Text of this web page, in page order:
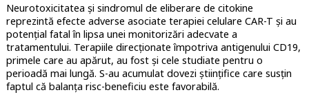
Neurotoxicitatea și sindromul de eliberare de citokine
reprezintă efecte adverse asociate terapiei celulare CAR-T și au
potențial fatal în lipsa unei monitorizări adecvate a
tratamentului. Terapiile direcționate împotriva antigenului CD19,
primele care au apărut, au fost și cele studiate pentru o
perioadă mai lungă. S-au acumulat dovezi științifice care susțin
faptul că balanța risc-beneficiu este favorabilă.